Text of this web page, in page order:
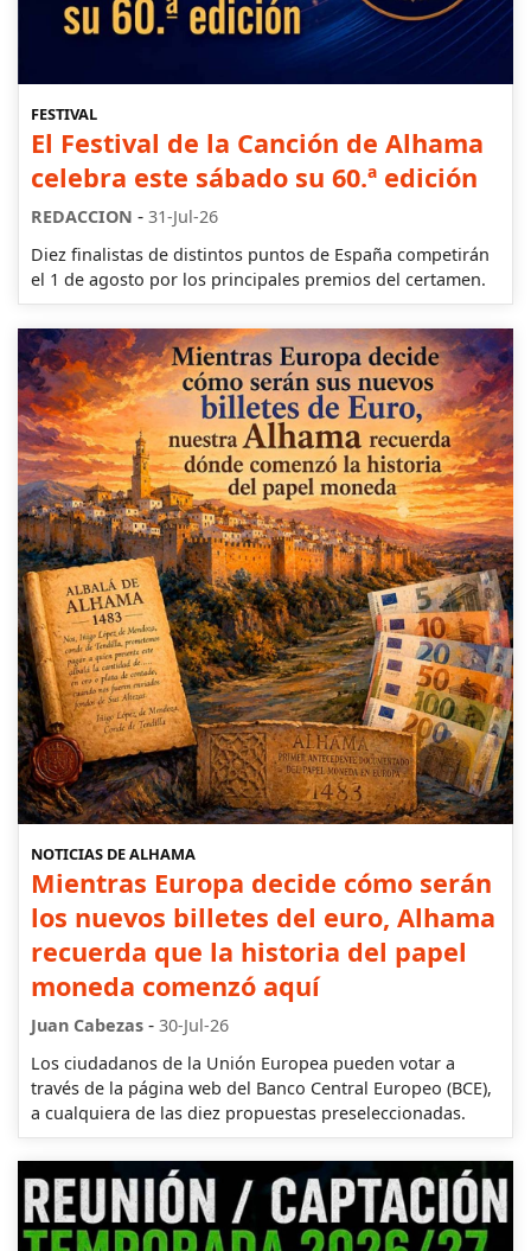
FESTIVAL
El Festival de la Canción de Alhama
celebra este sábado su 60.ª edición
REDACCION - 31-Jul-26
Diez finalistas de distintos puntos de España competirán
el 1 de agosto por los principales premios del certamen.
NOTICIAS DE ALHAMA
Mientras Europa decide cómo serán
los nuevos billetes del euro, Alhama
recuerda que la historia del papel
moneda comenzó aquí
Juan Cabezas - 30-Jul-26
Los ciudadanos de la Unión Europea pueden votar a
través de la página web del Banco Central Europeo (BCE),
a cualquiera de las diez propuestas preseleccionadas.